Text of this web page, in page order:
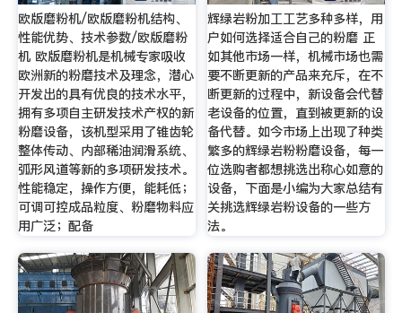
欧版磨粉机/欧版磨粉机结构、
性能优势、技术参数/欧版磨粉
机 欧版磨粉机是机械专家吸收
欧洲新的粉磨技术及理念，潜心
开发出的具有优良的技术水平，
拥有多项自主研发技术产权的新
粉磨设备，该机型采用了锥齿轮
整体传动、内部稀油润滑系统、
弧形风道等新的多项研发技术。
性能稳定，操作方便，能耗低；
可调可控成品粒度、粉磨物料应
用广泛；配备
辉绿岩粉加工工艺多种多样，用
户如何选择适合自己的粉磨 正
如其他市场一样，机械市场也需
要不断更新的产品来充斥，在不
断更新的过程中，新设备会代替
老设备的位置，直到被更新的设
备代替。如今市场上出现了种类
繁多的辉绿岩粉粉磨设备，每一
位选购者都想挑选出称心如意的
设备，下面是小编为大家总结有
关挑选辉绿岩粉设备的一些方
法。